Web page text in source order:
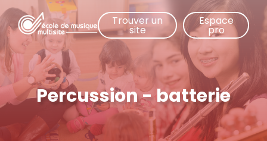
Aller
au
contenu
principal
Trouver un
site
Espace
pro
Percussion - batterie